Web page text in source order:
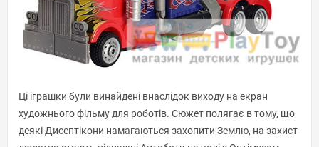
Ці іграшки були винайдені внаслідок виходу на екран
художнього фільму для роботів. Сюжет полягає в тому, що
деякі Дисептікони намагаються захопити Землю, на захист